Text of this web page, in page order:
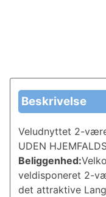
Beskrivelse
Veludnyttet 2-
UDEN
Beliggenhed:
veldisponeret 2-
det attraktive